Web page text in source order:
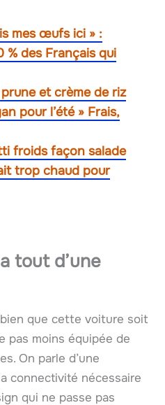
mes œufs ici » :
% des Français qui
et crème de riz
pour l’été » Frais,
froids façon salade
trop chaud pour
tout d’une
que cette voiture soit
pas moins équipée de
On parle d’une
connectivité nécessaire
qui ne passe pas